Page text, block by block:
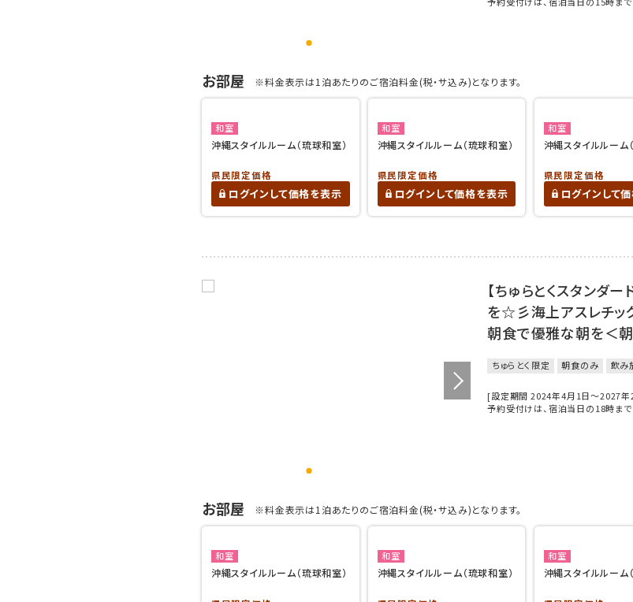
お部屋 ※料金表示は1泊あたりのご宿泊料金(税・サ込み)となります。
和室
沖縄スタイルルーム（琉球和室）
県民限定価格
ログインして価格を表示
和室
沖縄スタイルルーム（琉球和室）
県民限定価格
ログインして価格を表示
和室
沖縄スタイルルーム
県民限定価格
ログインして
【ちゅらとくスタンダ
を☆彡海上アスレチッ
朝食で優雅な朝を＜
ちゅらとく限定 朝食のみ 飲み
[設定期間 2024年4月1日～2027
予約受付けは、宿泊当日の18時まで
お部屋 ※料金表示は1泊あたりのご宿泊料金(税・サ込み)となります。
和室
沖縄スタイルルーム（琉球和室）
和室
沖縄スタイルルーム（琉球和室）
和室
沖縄スタイルルーム